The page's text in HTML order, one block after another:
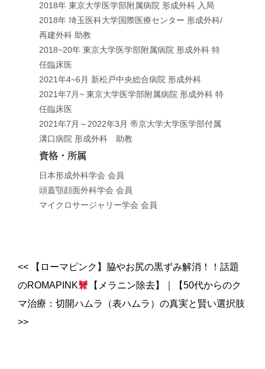
2018年 東京大学医学部附属病院 形成外科 入局
2018年 埼玉医科大学国際医療センター 形成外科/
再建外科 助教
2018~20年 東京大学医学部附属病院 形成外科 特
任臨床医
2021年4~6月 新松戸中央総合病院 形成外科
2021年7月~ 東京大学医学部附属病院 形成外科 特
任臨床医
2021年7月～2022年3月 帝京大学大学医学部付属
溝口病院 形成外科 助教
資格・所属
日本形成外科学会 会員
頭蓋顎顔面外科学会 会員
マイクロサージャリー学会 会員
<<【ローマピンク】脇やお尻の黒ずみ解消！！話題
のROMAPINK
【メラニン除去】
【50代からのク
マ治療：切開ハムラ（表ハムラ）の真実と賢い選択肢
>>